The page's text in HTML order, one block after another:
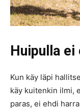
Huipulla ei
Kun käy läpi
käy kuitenkin ilmi,
paras, ei ehdi